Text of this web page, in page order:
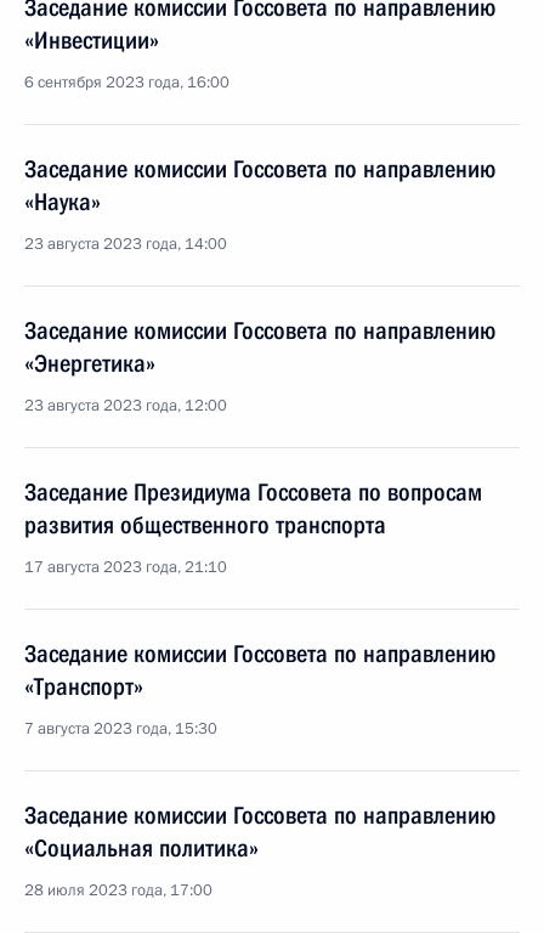
Заседание комиссии Госсовета по направлению
«Инвестиции»
6 сентября 2023 года, 16:00
Заседание комиссии Госсовета по направлению
«Наука»
23 августа 2023 года, 14:00
Заседание комиссии Госсовета по направлению
«Энергетика»
23 августа 2023 года, 12:00
Заседание Президиума Госсовета по вопросам
развития общественного транспорта
17 августа 2023 года, 21:10
Заседание комиссии Госсовета по направлению
«Транспорт»
7 августа 2023 года, 15:30
Заседание комиссии Госсовета по направлению
«Социальная политика»
28 июля 2023 года, 17:00